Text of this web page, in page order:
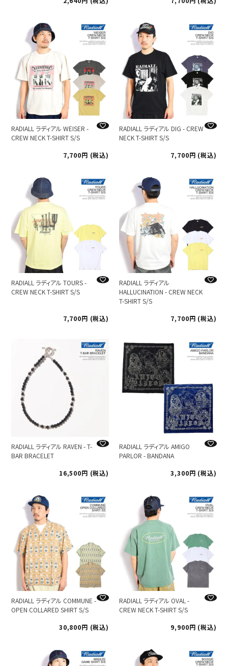
RADIALL ラディアル WEISER -
CREW NECK T-SHIRT S/S
7,700
税込
RADIALL ラディアル DIG - CREW
NECK T-SHIRT S/S
7,700
税込
RADIALL ラディアル TOURS -
CREW NECK T-SHIRT S/S
7,700 税込
RADIALL ラディアル
HALLUCINATION - CREW NECK
T-SHIRT S/S
7,700
税込
RADIALL ラディアル RAVEN - T-
BAR BRACELET
16,500
税込
RADIALL ラディアル AMIGO
PARLOR - BANDANA
3,300
税込
RADIALL ラディアル COMMUNE -
OPEN COLLARED SHIRT S/S
30,800
税込
RADIALL ラディアル OVAL -
CREW NECK T-SHIRT S/S
9,900
税込